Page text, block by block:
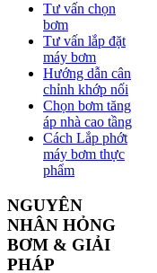
Tư vấn chọn
bơm
Tư vấn lắp đặt
máy bơm
Hướng dẫn cân
chỉnh khớp nối
Chọn bơm tăng
áp nhà cao tầng
Cách Lắp phớt
máy bơm thực
phẩm
NGUYÊN
NHÂN HỎNG
BƠM & GIẢI
PHÁP